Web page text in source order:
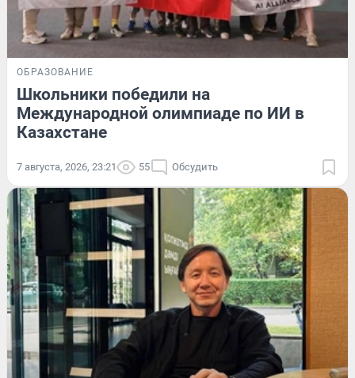
ОБРАЗОВАНИЕ
Школьники победили на
Международной олимпиаде по ИИ в
Казахстане
7 августа, 2026, 23:21 55 Обсудить